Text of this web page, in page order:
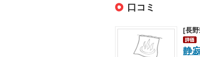
口コミ
[長
静